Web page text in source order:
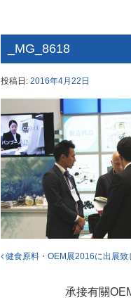
_MG_8618
投稿日: 2016年4月22日
投稿ナビゲ
健食原料・OEM展2016に出展致
承接有關